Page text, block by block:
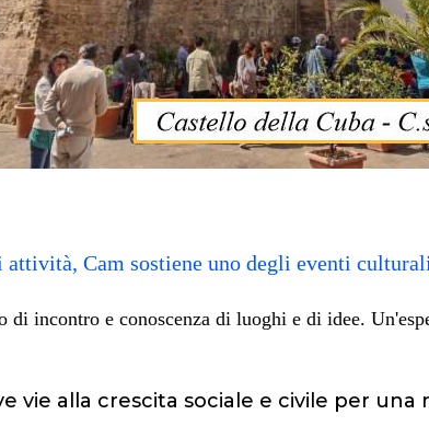
attività, Cam sostiene uno degli eventi
incontro e conoscenza di luoghi e di idee.
vie alla crescita sociale e civile per una